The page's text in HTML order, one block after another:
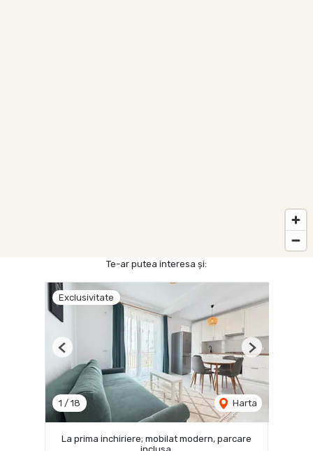
Te-ar putea interesa și:
Exclusivitate
1 / 18 Harta
Previous Next
La prima inchiriere; mobilat modern, parcare